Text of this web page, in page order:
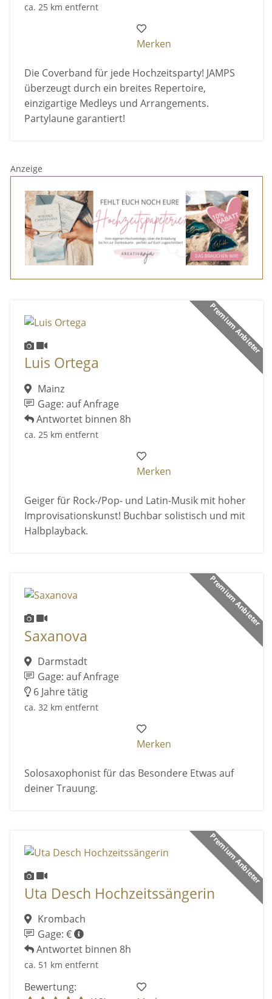
ca. 25 km entfernt
Merken
Die Coverband für jede Hochzeitsparty! JAMPS
überzeugt durch ein breites Repertoire,
einzigartige Medleys und Arrangements.
Partylaune garantiert!
Anzeige
Premium Anbieter
Luis Ortega
Mainz
Gage: auf Anfrage
Antwortet binnen 8h
ca. 25 km entfernt
Merken
Geiger für Rock-/Pop- und Latin-Musik mit hoher
Improvisationskunst! Buchbar solistisch und mit
Halbplayback.
Premium Anbieter
Saxanova
Darmstadt
Gage: auf Anfrage
6 Jahre tätig
ca. 32 km entfernt
Merken
Solosaxophonist für das Besondere Etwas auf
deiner Trauung.
Premium Anbieter
Uta Desch Hochzeitssängerin
Krombach
Gage: €
Antwortet binnen 8h
ca. 51 km entfernt
Bewertung: